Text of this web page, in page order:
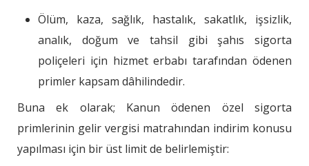
Ölüm, kaza, sağlık, hastalık, sakatlık, işsizlik,
analık, doğum ve tahsil gibi şahıs sigorta
poliçeleri için hizmet erbabı tarafından ödenen
primler kapsam dâhilindedir.
Buna ek olarak; Kanun ödenen özel sigorta
primlerinin gelir vergisi matrahından indirim konusu
yapılması için bir üst limit de belirlemiştir: